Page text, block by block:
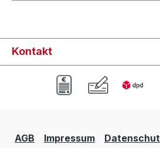
Kontakt
AGB Impressum